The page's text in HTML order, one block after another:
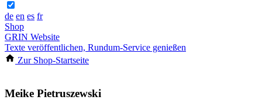
de en es fr
Shop
GRIN Website
Texte veröffentlichen, Rundum-Service genießen
Zur Shop-Startseite
Meike Pietruszewski